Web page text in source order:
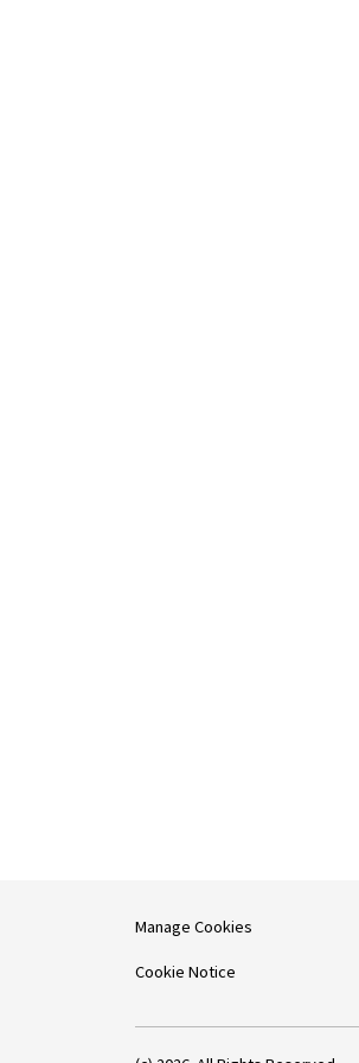
Manage Cookies
Cookie Notice